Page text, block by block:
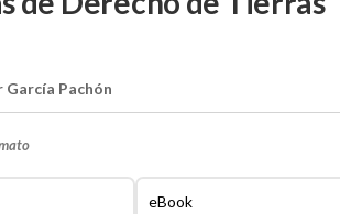
Pachón
eBook